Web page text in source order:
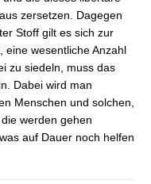
zersetzen. Dagegen
Stoff gilt es sich zur
eine wesentliche Anzahl
zu siedeln, muss das
Dabei wird man
Menschen und solchen,
werden gehen
auf Dauer noch helfen